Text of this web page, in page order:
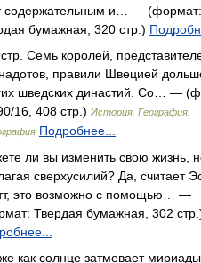
содержательным и… — (формат:
бумажная, 320 стр.)
Семь королей,
правили Швецией
шведских династий. Со… —
16, 408 стр.) История. География.
Подробнее...
ли вы изменить свою жизнь,
сверхусилий? Да, считает
это возможно с помощью… —
Твердая бумажная, 302
как солнце затмевает мириады